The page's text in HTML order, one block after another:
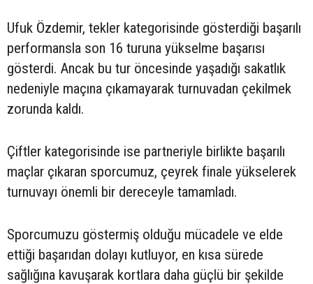
Ufuk Özdemir, tekler kategorisinde gösterdiği başarılı
performansla son 16 turuna yükselme başarısı
gösterdi. Ancak bu tur öncesinde yaşadığı sakatlık
nedeniyle maçına çıkamayarak turnuvadan çekilmek
zorunda kaldı.
Çiftler kategorisinde ise partneriyle birlikte başarılı
maçlar çıkaran sporcumuz, çeyrek finale yükselerek
turnuvayı önemli bir dereceyle tamamladı.
Sporcumuzu göstermiş olduğu mücadele ve elde
ettiği başarıdan dolayı kutluyor, en kısa sürede
sağlığına kavuşarak kortlara daha güçlü bir şekilde